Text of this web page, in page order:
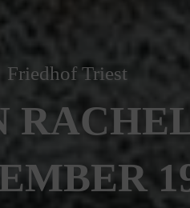
Friedhof Triest